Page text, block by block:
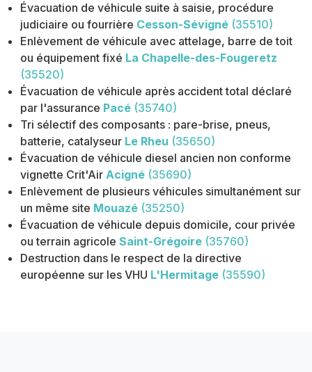
Évacuation de véhicule suite à saisie, procédure
judiciaire ou fourrière Cesson-Sévigné (35510)
Enlèvement de véhicule avec attelage, barre de toit
ou équipement fixé La Chapelle-des-Fougeretz
(35520)
Évacuation de véhicule après accident total déclaré
par l'assurance Pacé (35740)
Tri sélectif des composants : pare-brise, pneus,
batterie, catalyseur Le Rheu (35650)
Évacuation de véhicule diesel ancien non conforme
vignette Crit'Air Acigné (35690)
Enlèvement de plusieurs véhicules simultanément sur
un même site Mouazé (35250)
Évacuation de véhicule depuis domicile, cour privée
ou terrain agricole Saint-Grégoire (35760)
Destruction dans le respect de la directive
européenne sur les VHU L'Hermitage (35590)